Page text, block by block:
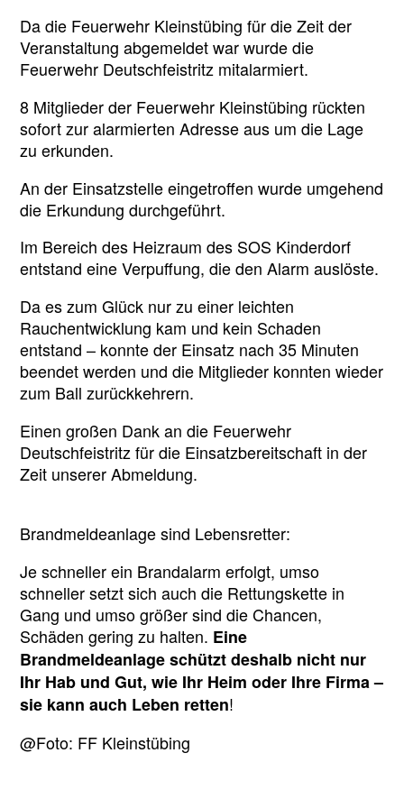
Da die Feuerwehr Kleinstübing für die Zeit der
Veranstaltung abgemeldet war wurde die
Feuerwehr Deutschfeistritz mitalarmiert.
8 Mitglieder der Feuerwehr Kleinstübing rückten
sofort zur alarmierten Adresse aus um die Lage
zu erkunden.
An der Einsatzstelle eingetroffen wurde umgehend
die Erkundung durchgeführt.
Im Bereich des Heizraum des SOS Kinderdorf
entstand eine Verpuffung, die den Alarm auslöste.
Da es zum Glück nur zu einer leichten
Rauchentwicklung kam und kein Schaden
entstand – konnte der Einsatz nach 35 Minuten
beendet werden und die Mitglieder konnten wieder
zum Ball zurückkehrern.
Einen großen Dank an die Feuerwehr
Deutschfeistritz für die Einsatzbereitschaft in der
Zeit unserer Abmeldung.
Brandmeldeanlage sind Lebensretter:
Je schneller ein Brandalarm erfolgt, umso
schneller setzt sich auch die Rettungskette in
Gang und umso größer sind die Chancen,
Schäden gering zu halten. Eine
Brandmeldeanlage schützt deshalb nicht nur
Ihr Hab und Gut, wie Ihr Heim oder Ihre Firma –
sie kann auch Leben retten!
@Foto: FF Kleinstübing